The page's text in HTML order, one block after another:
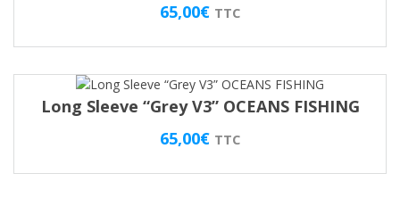
65,00€ TTC
Long Sleeve “Grey V3” OCEANS FISHING
65,00€ TTC